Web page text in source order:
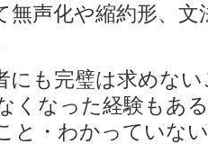
声化や縮約形、文
も完璧は求めな
くなった経験もあ
と・わかっていな